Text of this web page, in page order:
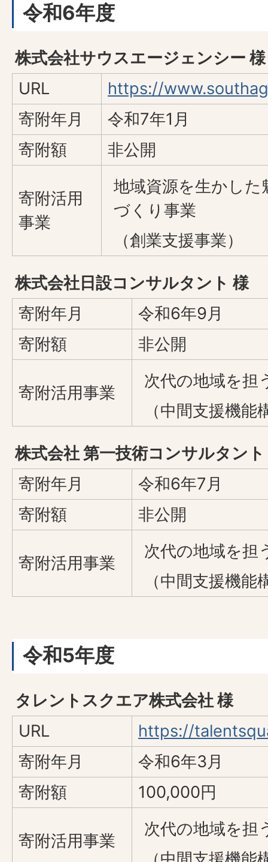
令和6年度
株式会社サウスエージェンシー 様
URL
https://
寄附年月
令和7年1月
寄附額
非公開
寄附活用
事業
地域資源を生かし
づくり事業
（創業支援事業）
株式会社日設コンサルタント 様
寄附年月
令和6年9月
寄附額
非公開
寄附活用事業
次代の地域を担
（中間支援機能
株式会社 第一技術コンサルタント
寄附年月
令和6年7月
寄附額
非公開
寄附活用事業
次代の地域を担
（中間支援機能
令和5年度
タレントスクエア株式会社 様
URL
https://
寄附年月
令和6年3月
寄附額
100,000円
寄附活用事業
次代の地域を担